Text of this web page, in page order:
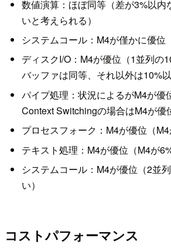
数値演算：ほぼ同等（差が3%以内
いと考えられる）
システムコール：M4が僅かに優位
ディスクI/O：M4が優位（1並列の
バッファは同等、それ以外は10%以
パイプ処理：状況によるがM4が優
Context Switchingの場合はM4が優
プロセスフォーク：M4が優位（M4
テキスト処理：M4が優位（M4が
システムコール：M4が優位（2並
い）
コストパフォーマンス